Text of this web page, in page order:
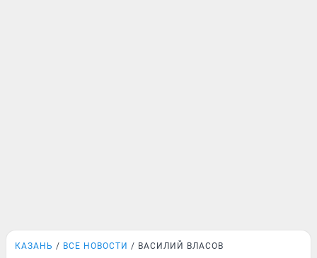
КАЗАНЬ ВСЕ НОВОСТИ ВАСИЛИЙ ВЛАСОВ